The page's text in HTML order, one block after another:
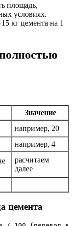
площадь,
условиях.
кг цемента на 1
Значение
например, 20
например, 4
расчитаем
далее
цемента